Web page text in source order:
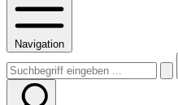
Navigation